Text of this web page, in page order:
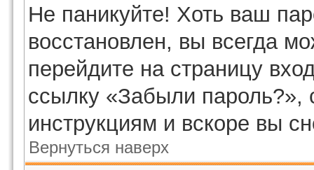
Не паникуйте! Хоть ваш
восстановлен, вы всегда
перейдите на страницу
ссылку «Забыли
инструкциям и вскоре вы
Вернуться наверх